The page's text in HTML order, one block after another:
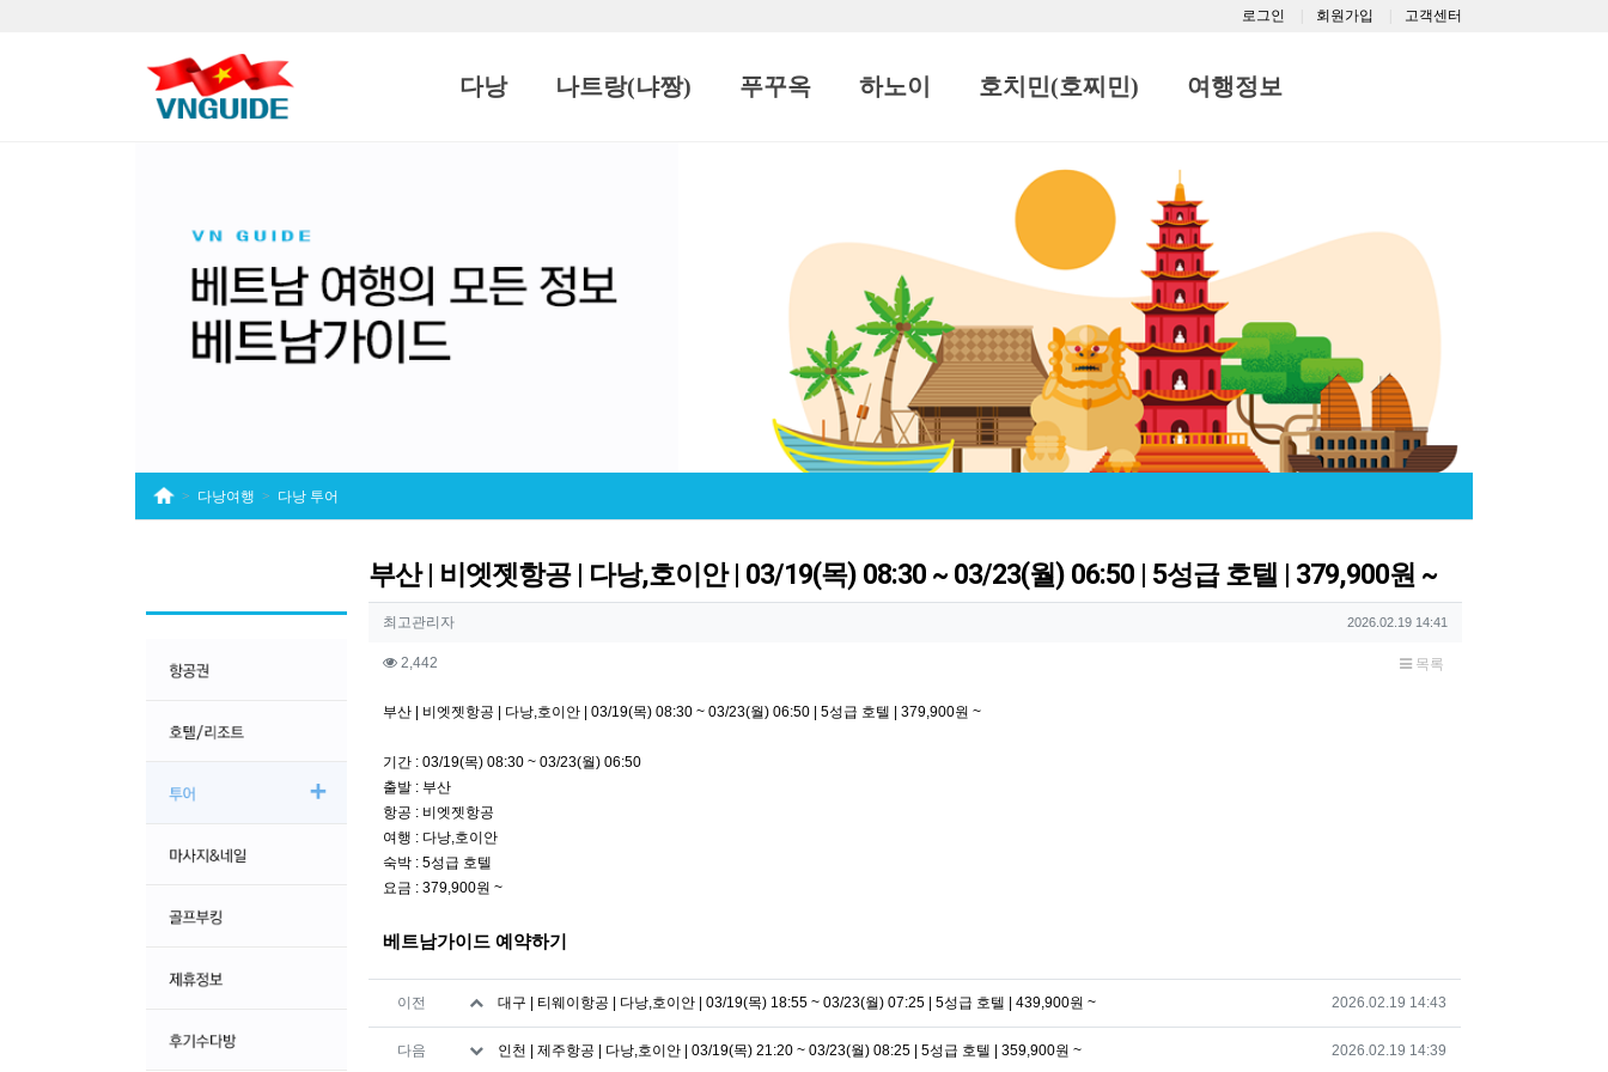
로그인 회원가입 고객센터
다낭 나트랑(냐짱) 푸꾸옥 하노이 호치민(호찌민) 여행정보
다낭여행 다낭 투어
부산 | 비엣젯항공 | 다낭,호이안 | 03/19(목) 08:30 ~ 03/23(월) 06:50 | 5성급 호텔 | 379,900원 ~
작성자 정보
최고관리자작성 작성일
2026.02.19 14:41
컨텐츠 정보
2,442 목록
본문
부산 | 비엣젯항공 | 다낭,호이안 | 03/19(목) 08:30 ~ 03/23(월) 06:50 | 5성급 호텔 | 379,900원 ~
기간 : 03/19(목) 08:30 ~ 03/23(월) 06:50
출발 : 부산
항공 : 비엣젯항공
여행 : 다낭,호이안
숙박 : 5성급 호텔
요금 : 379,900원 ~
베트남가이드 예약하기
관련자료
이전 대구 | 티웨이항공 | 다낭,호이안 | 03/19(목) 18:55 ~ 03/23(월) 07:25 | 5성급 호텔 | 439,900원 ~ 작성일
2026.02.19 14:43
다음 인천 | 제주항공 | 다낭,호이안 | 03/19(목) 21:20 ~ 03/23(월) 08:25 | 5성급 호텔 | 359,900원 ~ 작성일
2026.02.19 14:39